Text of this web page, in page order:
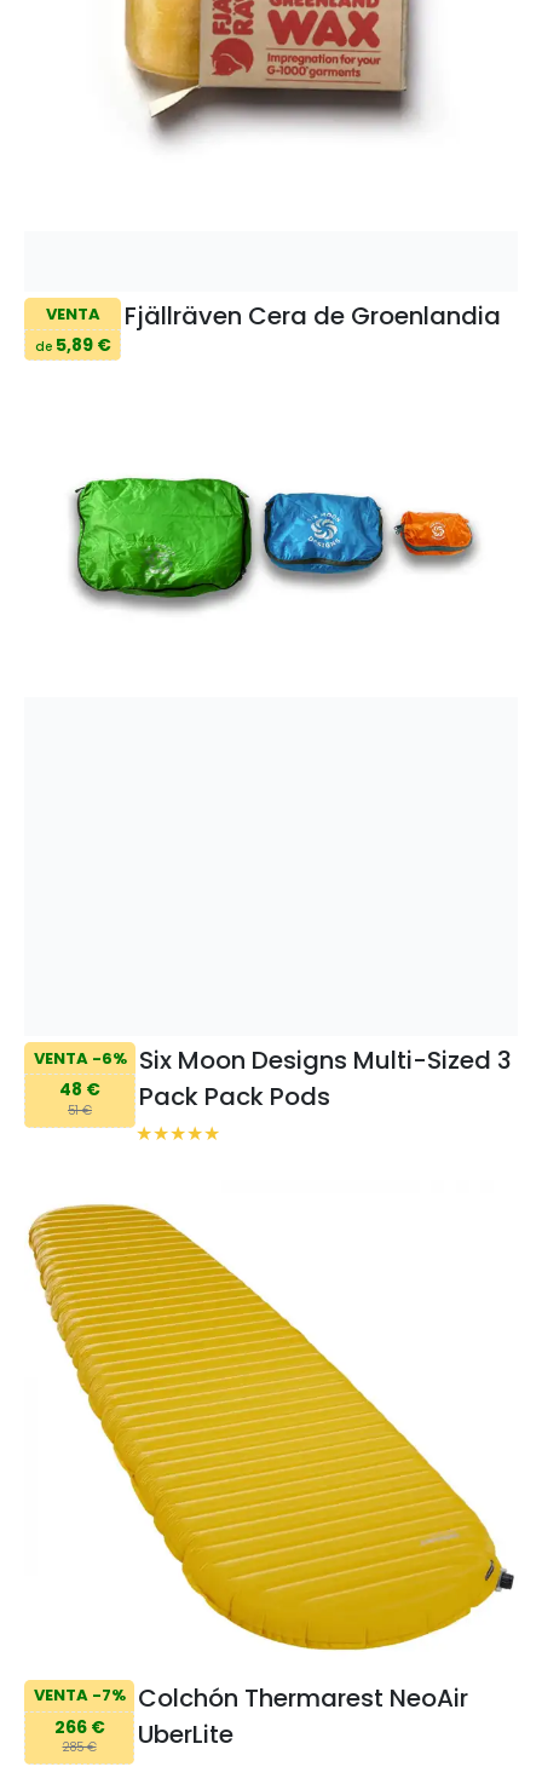
VENTA
de5,89 €
Fjällräven Cera de Groenlandia
VENTA -6%
48 €
51 €
Six Moon Designs Multi-Sized 3
Pack Pack Pods
VENTA -7%
266 €
285 €
Colchón Thermarest NeoAir
UberLite